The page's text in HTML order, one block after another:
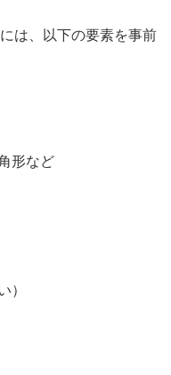
は、以下の要素を事前
形など
）